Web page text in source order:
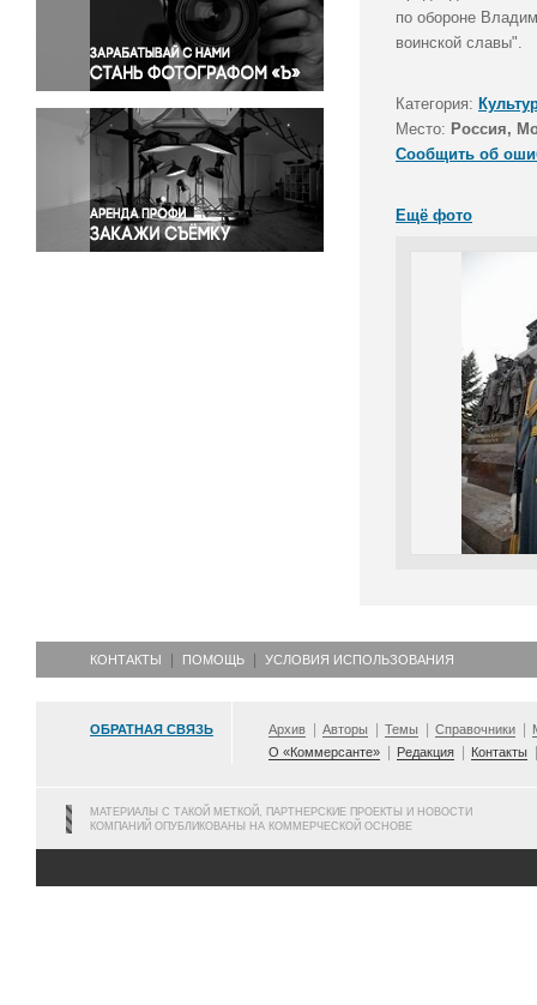
Правосудие
Происшествия и конфликты
Религия
Светская жизнь
Спорт
Экология
Экономика и бизнес
по обороне
воинской славы".
Категория:
Место: Россия,
Сообщить об
Ещё фото
КОНТАКТЫ ПОМОЩЬ УСЛОВИЯ ИСПОЛЬЗОВАНИЯ
ОБРАТНАЯ СВЯЗЬ Архив Авторы Темы Справочники
О «Коммерсанте»
Редакция Контакты
МАТЕРИАЛЫ С ТАКОЙ МЕТКОЙ, ПАРТНЕРСКИЕ ПРОЕКТЫ И НОВОСТИ
КОМПАНИЙ ОПУБЛИКОВАНЫ НА КОММЕРЧЕСКОЙ ОСНОВЕ